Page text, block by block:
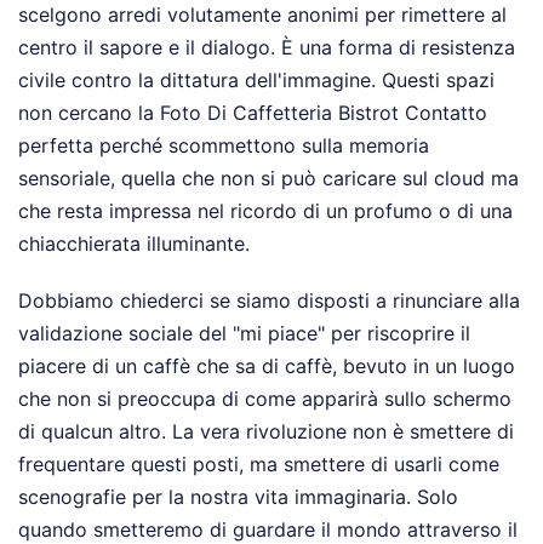
scelgono arredi volutamente anonimi per rimettere al
centro il sapore e il dialogo. È una forma di resistenza
civile contro la dittatura dell'immagine. Questi spazi
non cercano la Foto Di Caffetteria Bistrot Contatto
perfetta perché scommettono sulla memoria
sensoriale, quella che non si può caricare sul cloud ma
che resta impressa nel ricordo di un profumo o di una
chiacchierata illuminante.
Dobbiamo chiederci se siamo disposti a rinunciare alla
validazione sociale del "mi piace" per riscoprire il
piacere di un caffè che sa di caffè, bevuto in un luogo
che non si preoccupa di come apparirà sullo schermo
di qualcun altro. La vera rivoluzione non è smettere di
frequentare questi posti, ma smettere di usarli come
scenografie per la nostra vita immaginaria. Solo
quando smetteremo di guardare il mondo attraverso il